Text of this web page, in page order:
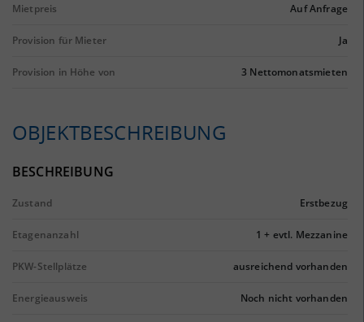
Mietpreis Auf Anfrage
Provision für Mieter Ja
Provision in Höhe von 3 Nettomonatsmieten
OBJEKTBESCHREIBUNG
BESCHREIBUNG
Zustand Erstbezug
Etagenanzahl 1 + evtl. Mezzanine
PKW-Stellplätze ausreichend vorhanden
Energieausweis Noch nicht vorhanden